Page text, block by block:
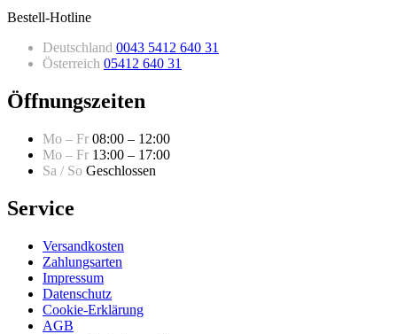
Bestell-Hotline
Deutschland 0043 5412 640 31
Österreich 05412 640 31
Öffnungszeiten
Mo – Fr 08:00 – 12:00
Mo – Fr 13:00 – 17:00
Sa / So Geschlossen
Service
Versandkosten
Zahlungsarten
Impressum
Datenschutz
Cookie-Erklärung
AGB